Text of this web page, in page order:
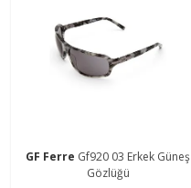
GF Ferre Gf920 03 Erkek Güneş
Gözlüğü